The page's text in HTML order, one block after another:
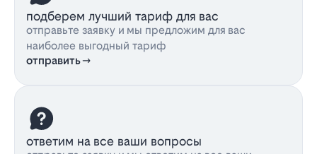
подберем лучший тариф для вас
отправьте заявку и мы предложим для вас
наиболее выгодный тариф
отправить
ответим на все ваши вопросы